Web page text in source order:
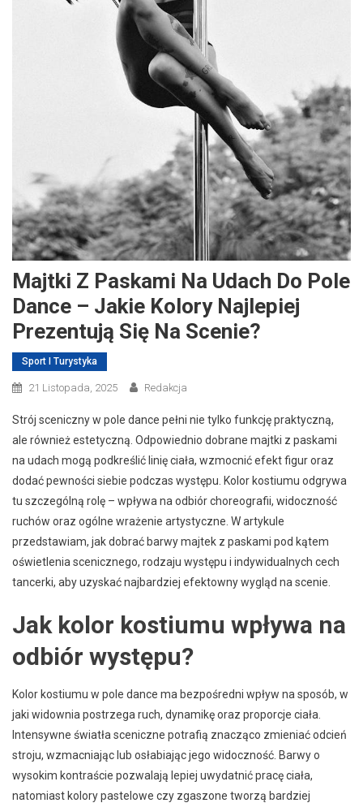
Majtki Z Paskami Na Udach Do Pole
Dance – Jakie Kolory Najlepiej
Prezentują Się Na Scenie?
Sport I Turystyka
21 Listopada, 2025 Redakcja
Strój sceniczny w pole dance pełni nie tylko funkcję praktyczną,
ale również estetyczną. Odpowiednio dobrane majtki z paskami
na udach mogą podkreślić linię ciała, wzmocnić efekt figur oraz
dodać pewności siebie podczas występu. Kolor kostiumu odgrywa
tu szczególną rolę – wpływa na odbiór choreografii, widoczność
ruchów oraz ogólne wrażenie artystyczne. W artykule
przedstawiam, jak dobrać barwy majtek z paskami pod kątem
oświetlenia scenicznego, rodzaju występu i indywidualnych cech
tancerki, aby uzyskać najbardziej efektowny wygląd na scenie.
Jak kolor kostiumu wpływa na
odbiór występu?
Kolor kostiumu w pole dance ma bezpośredni wpływ na sposób, w
jaki widownia postrzega ruch, dynamikę oraz proporcje ciała.
Intensywne światła sceniczne potrafią znacząco zmieniać odcień
stroju, wzmacniając lub osłabiając jego widoczność. Barwy o
wysokim kontraście pozwalają lepiej uwydatnić pracę ciała,
natomiast kolory pastelowe czy zgaszone tworzą bardziej